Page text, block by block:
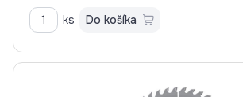
ks Do košíka